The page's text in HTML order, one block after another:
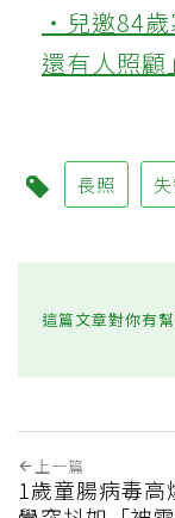
‧兒邀84
還有人照
長照
這篇文章對你有
上一篇
1歲童腸病毒高